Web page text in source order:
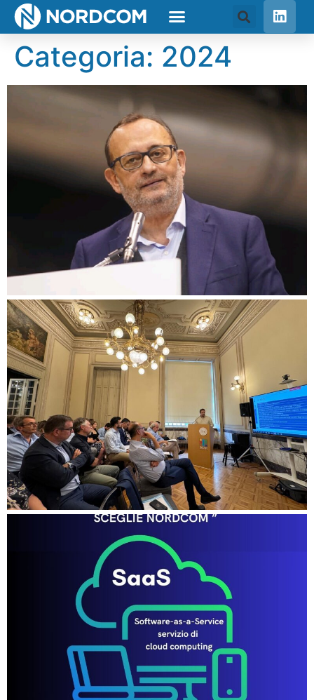
Categoria: 2024